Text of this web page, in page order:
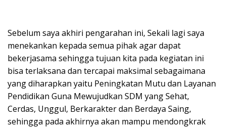
Sebelum saya akhiri pengarahan ini, Sekali lagi saya
menekankan kepada semua pihak agar dapat
bekerjasama sehingga tujuan kita pada kegiatan ini
bisa terlaksana dan tercapai maksimal sebagaimana
yang diharapkan yaitu Peningkatan Mutu dan Layanan
Pendidikan Guna Mewujudkan SDM yang Sehat,
Cerdas, Unggul, Berkarakter dan Berdaya Saing,
sehingga pada akhirnya akan mampu mendongkrak